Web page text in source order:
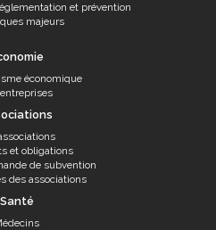
et prévention
majeurs
économique
et obligations
de subvention
des associations
Santé